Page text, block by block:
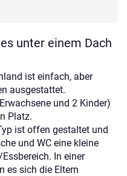
unter einem Dach
ist einfach, aber
ausgestattet.
und 2 Kinder)
Platz.
ist offen gestaltet und
und WC eine kleine
In einer
es sich die Eltern